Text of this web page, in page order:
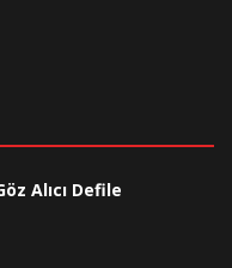
Alıcı Defile